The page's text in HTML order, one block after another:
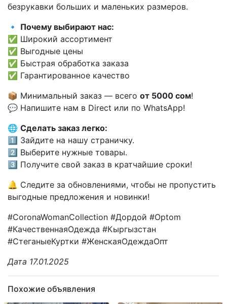
безрукавки больших и маленьких размеров.
🔹 Почему выбирают нас:
✅ Широкий ассортимент
✅ Выгодные цены
✅ Быстрая обработка заказа
✅ Гарантированное качество
📦 Минимальный заказ — всего от 5000 сом!
💬 Напишите нам в Direct или по WhatsApp!
🌐 Сделать заказ легко:
1️⃣ Зайдите на нашу страничку.
2️⃣ Выберите нужные товары.
3️⃣ Получите свой заказ в кратчайшие сроки!
🔔 Следите за обновлениями, чтобы не пропустить
выгодные предложения и новинки!
#CoronaWomanCollection #Дордой #Optom
#КачественнаяОдежда #Кыргызстан
#СтеганыеКуртки #ЖенскаяОдеждаОпт
Дата 17.01.2025
Похожие объявления